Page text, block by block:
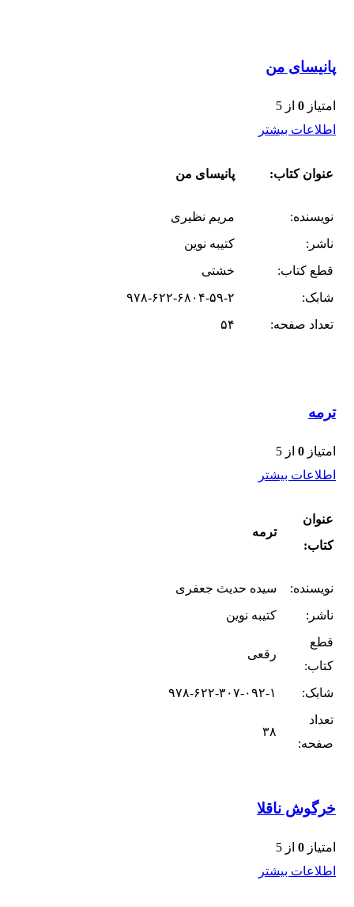
پانیسای من
امتیاز 0 از 5
اطلاعات بیشتر
عنوان کتاب: پانیسای من
نویسنده:
مریم نظیری
ناشر:
کتیبه نوین
قطع کتاب:
خشتی
شابک:
۹۷۸-۶۲۲-۶۸۰۴-۵۹-۲
تعداد صفحه:
۵۴
ترمه
امتیاز 0 از 5
اطلاعات بیشتر
عنوان
کتاب:
ترمه
نویسنده:
سیده حدیث جعفری
ناشر:
کتیبه نوین
قطع
کتاب:
رقعی
شابک:
۹۷۸-۶۲۲-۳۰۷-۰۹۲-۱
تعداد
صفحه:
۳۸
خرگوش ناقلا
امتیاز 0 از 5
اطلاعات بیشتر